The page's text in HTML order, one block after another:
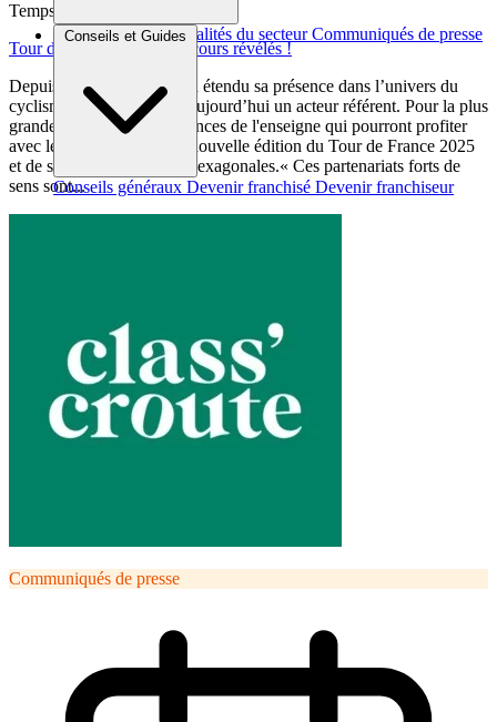
Brèves et actus Actualités du secteur Communiqués de presse
Conseils et Guides
Conseils généraux Devenir franchisé Devenir franchiseur
Temps de lecture : 1 min
Tour de France 2025 : parcours révélés !
Depuis 2017, Century 21 a étendu sa présence dans l’univers du
cyclisme pour en devenir aujourd’hui un acteur référent. Pour la plus
grande satisfaction des agences de l'enseigne qui pourront profiter
avec leurs clients de cette nouvelle édition du Tour de France 2025
et de ses 2 boucles 100% hexagonales.« Ces partenariats forts de
sens sont...
Communiqués de presse